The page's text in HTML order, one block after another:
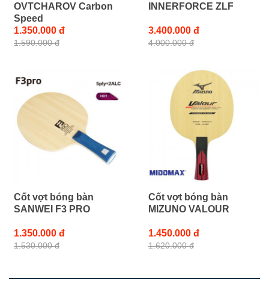
OVTCHAROV Carbon
Speed
1.350.000 đ
1.590.000 đ
INNERFORCE ZLF
3.400.000 đ
4.000.000 đ
Cốt vợt bóng bàn
SANWEI F3 PRO
1.350.000 đ
1.530.000 đ
Cốt vợt bóng bàn
MIZUNO VALOUR
1.450.000 đ
1.620.000 đ